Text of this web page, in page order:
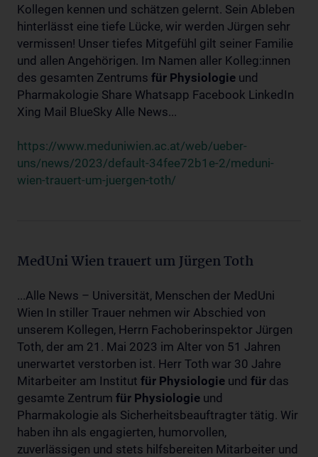
Kollegen kennen und schätzen gelernt. Sein Ableben
hinterlässt eine tiefe Lücke, wir werden Jürgen sehr
vermissen! Unser tiefes Mitgefühl gilt seiner Familie
und allen Angehörigen. Im Namen aller Kolleg:innen
des gesamten Zentrums für Physiologie und
Pharmakologie Share Whatsapp Facebook LinkedIn
Xing Mail BlueSky Alle News...
https://www.meduniwien.ac.at/web/ueber-
uns/news/2023/default-34fee72b1e-2/meduni-
wien-trauert-um-juergen-toth/
MedUni Wien trauert um Jürgen Toth
...Alle News – Universität, Menschen der MedUni
Wien In stiller Trauer nehmen wir Abschied von
unserem Kollegen, Herrn Fachoberinspektor Jürgen
Toth, der am 21. Mai 2023 im Alter von 51 Jahren
unerwartet verstorben ist. Herr Toth war 30 Jahre
Mitarbeiter am Institut für Physiologie und für das
gesamte Zentrum für Physiologie und
Pharmakologie als Sicherheitsbeauftragter tätig. Wir
haben ihn als engagierten, humorvollen,
zuverlässigen und stets hilfsbereiten Mitarbeiter und